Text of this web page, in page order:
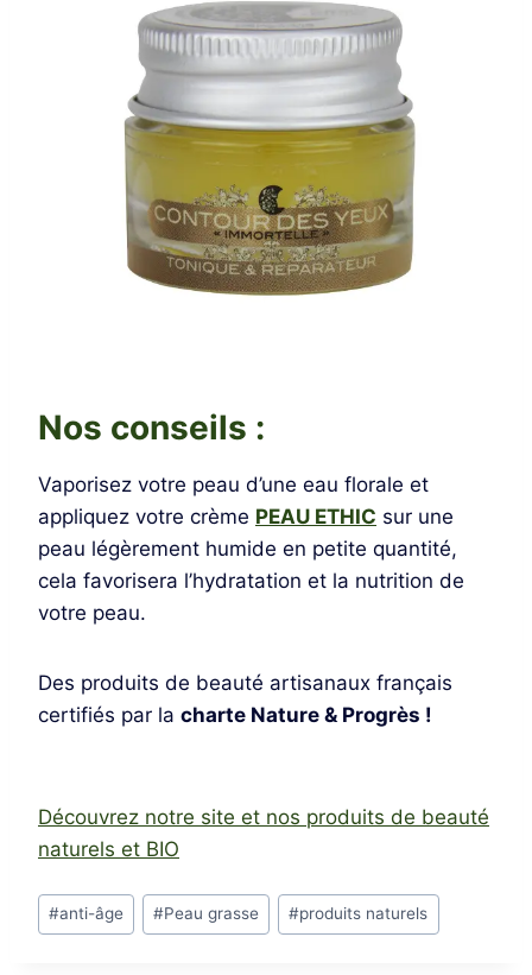
Nos conseils :
Vaporisez votre peau d’une eau florale et
appliquez votre crème PEAU ETHIC sur une
peau légèrement humide en petite quantité,
cela favorisera l’hydratation et la nutrition de
votre peau.
Des produits de beauté artisanaux français
certifiés par la charte Nature & Progrès !
Découvrez notre site et nos produits de beauté
naturels et BIO
Étiquettes
de
#anti-âge #Peau grasse #produits naturels